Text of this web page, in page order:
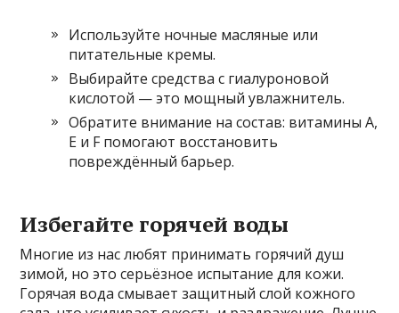
Используйте ночные масляные или
питательные кремы.
Выбирайте средства с гиалуроновой
кислотой — это мощный увлажнитель.
Обратите внимание на состав: витамины A,
E и F помогают восстановить
повреждённый барьер.
Избегайте горячей воды
Многие из нас любят принимать горячий душ
зимой, но это серьёзное испытание для кожи.
Горячая вода смывает защитный слой кожного